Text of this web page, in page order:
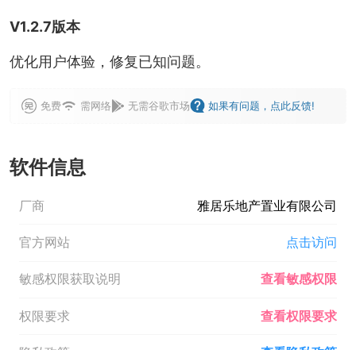
V1.2.7版本
优化用户体验，修复已知问题。
免费 需网络 无需谷歌市场 如果有问题，点此反馈!
软件信息
厂商 雅居乐地产置业有限公司
官方网站 点击访问
敏感权限获取说明 查看敏感权限
权限要求 查看权限要求